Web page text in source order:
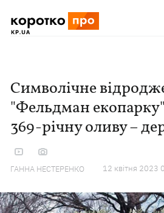
Символічне
"Фельдман
369-річну оливу –
ГАННА НЕСТЕРЕНКО 12 квiтня 2023